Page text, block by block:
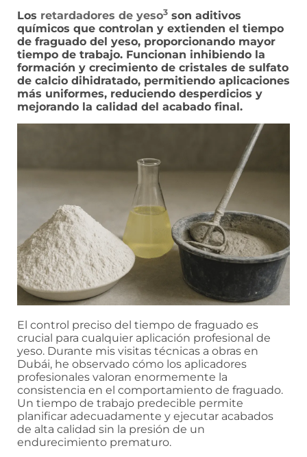
Los retardadores de yeso3 son aditivos
químicos que controlan y extienden el tiempo
de fraguado del yeso, proporcionando mayor
tiempo de trabajo. Funcionan inhibiendo la
formación y crecimiento de cristales de sulfato
de calcio dihidratado, permitiendo aplicaciones
más uniformes, reduciendo desperdicios y
mejorando la calidad del acabado final.
El control preciso del tiempo de fraguado es
crucial para cualquier aplicación profesional de
yeso. Durante mis visitas técnicas a obras en
Dubái, he observado cómo los aplicadores
profesionales valoran enormemente la
consistencia en el comportamiento de fraguado.
Un tiempo de trabajo predecible permite
planificar adecuadamente y ejecutar acabados
de alta calidad sin la presión de un
endurecimiento prematuro.